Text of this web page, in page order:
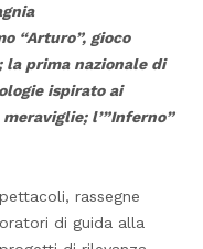
“Arturo”, gioco
prima nazionale di
ispirato ai
l’”Inferno”
rassegne
di guida alla